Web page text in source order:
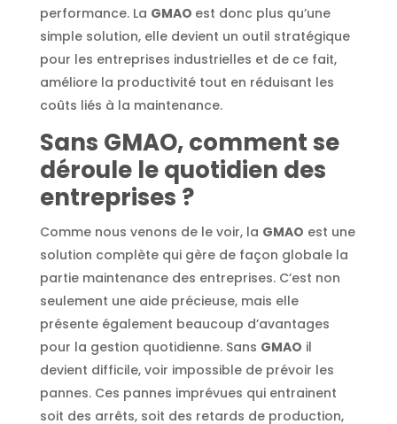
performance. La GMAO est donc plus qu’une
simple solution, elle devient un outil stratégique
pour les entreprises industrielles et de ce fait,
améliore la productivité tout en réduisant les
coûts liés à la maintenance.
Sans GMAO, comment se
déroule le quotidien des
entreprises ?
Comme nous venons de le voir, la GMAO est une
solution complète qui gère de façon globale la
partie maintenance des entreprises. C’est non
seulement une aide précieuse, mais elle
présente également beaucoup d’avantages
pour la gestion quotidienne. Sans GMAO il
devient difficile, voir impossible de prévoir les
pannes. Ces pannes imprévues qui entrainent
soit des arrêts, soit des retards de production,